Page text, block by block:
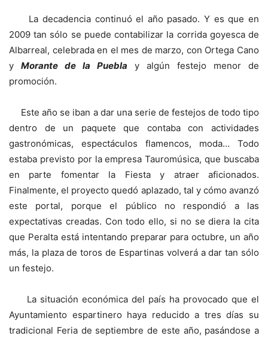
La decadencia continuó el año pasado. Y es que en
2009 tan sólo se puede contabilizar la corrida goyesca de
Albarreal, celebrada en el mes de marzo, con Ortega Cano
y Morante de la Puebla y algún festejo menor de
promoción.
Este año se iban a dar una serie de festejos de todo tipo
dentro de un paquete que contaba con actividades
gastronómicas, espectáculos flamencos, moda… Todo
estaba previsto por la empresa Tauromúsica, que buscaba
en parte fomentar la Fiesta y atraer aficionados.
Finalmente, el proyecto quedó aplazado, tal y cómo avanzó
este portal, porque el público no respondió a las
expectativas creadas. Con todo ello, si no se diera la cita
que Peralta está intentando preparar para octubre, un año
más, la plaza de toros de Espartinas volverá a dar tan sólo
un festejo.
La situación económica del país ha provocado que el
Ayuntamiento espartinero haya reducido a tres días su
tradicional Feria de septiembre de este año, pasándose a